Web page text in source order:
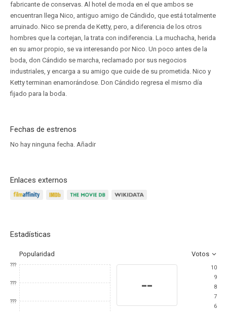
fabricante de conservas. Al hotel de moda en el que ambos se
encuentran llega Nico, antiguo amigo de Cándido, que está totalmente
arruinado. Nico se prenda de Ketty, pero, a diferencia de los otros
hombres que la cortejan, la trata con indiferencia. La muchacha, herida
en su amor propio, se va interesando por Nico. Un poco antes de la
boda, don Cándido se marcha, reclamado por sus negocios
industriales, y encarga a su amigo que cuide de su prometida. Nico y
Ketty terminan enamorándose. Don Cándido regresa el mismo día
fijado para la boda.
Fechas de estrenos
No hay ninguna fecha. Añadir
Enlaces externos
Estadísticas
Popularidad Votos
???
???
???
--
10
9
8
7
6